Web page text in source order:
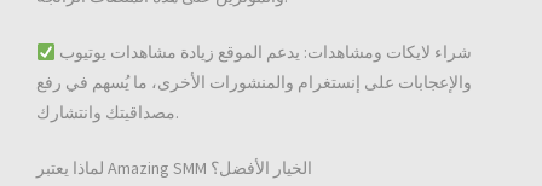
والإعجابات على إنستغرام والمنشورات الأخرى، ما يُسهم في رفع
مصداقيتك وانتشارك.
لماذا يعتبر Amazing SMM الخيار الأفضل؟